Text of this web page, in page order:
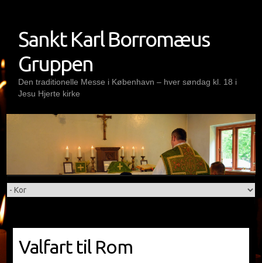
contentSankt Karl Borromæus
Gruppen
Den traditionelle Messe i København – hver søndag kl. 18 i
Jesu Hjerte kirke
Valfart til Rom